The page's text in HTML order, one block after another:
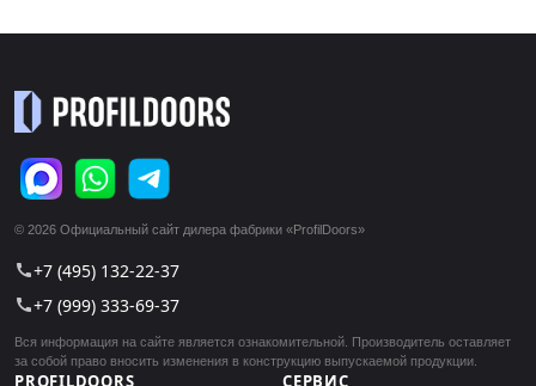
© 2026 Официальный сайт дилера фабрики «ProfilDoors»
call+7 (495) 132-22-37
call+7 (999) 333-69-37
Вся информация на сайте является ознакомительной. Производитель оставляет
за собой право вносить изменения в конструкцию выпускаемой продукции.
PROFILDOORS СЕРВИС